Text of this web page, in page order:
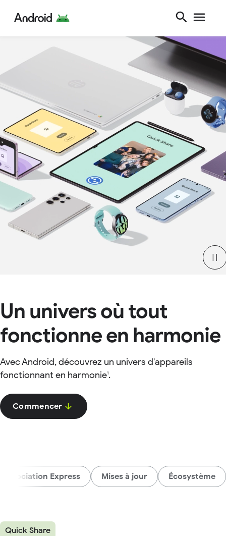
Un univers où tout
fonctionne en harmonie
Avec Android, découvrez un univers d'appareils
fonctionnant en harmonie1.
Commencer
Association Express Mises à jour Écosystème
Quick Share